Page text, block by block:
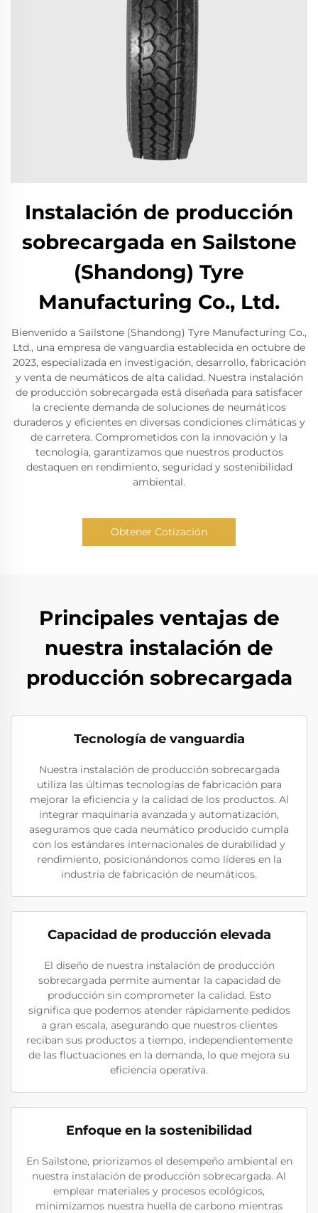
Instalación de producción
sobrecargada en Sailstone
(Shandong) Tyre
Manufacturing Co., Ltd.
Bienvenido a Sailstone (Shandong) Tyre Manufacturing Co.,
Ltd., una empresa de vanguardia establecida en octubre de
2023, especializada en investigación, desarrollo, fabricación
y venta de neumáticos de alta calidad. Nuestra instalación
de producción sobrecargada está diseñada para satisfacer
la creciente demanda de soluciones de neumáticos
duraderos y eficientes en diversas condiciones climáticas y
de carretera. Comprometidos con la innovación y la
tecnología, garantizamos que nuestros productos
destaquen en rendimiento, seguridad y sostenibilidad
ambiental.
Obtener Cotización
Principales ventajas de
nuestra instalación de
producción sobrecargada
Tecnología de vanguardia
Nuestra instalación de producción sobrecargada
utiliza las últimas tecnologías de fabricación para
mejorar la eficiencia y la calidad de los productos. Al
integrar maquinaria avanzada y automatización,
aseguramos que cada neumático producido cumpla
con los estándares internacionales de durabilidad y
rendimiento, posicionándonos como líderes en la
industria de fabricación de neumáticos.
Capacidad de producción elevada
El diseño de nuestra instalación de producción
sobrecargada permite aumentar la capacidad de
producción sin comprometer la calidad. Esto
significa que podemos atender rápidamente pedidos
a gran escala, asegurando que nuestros clientes
reciban sus productos a tiempo, independientemente
de las fluctuaciones en la demanda, lo que mejora su
eficiencia operativa.
Enfoque en la sostenibilidad
En Sailstone, priorizamos el desempeño ambiental en
nuestra instalación de producción sobrecargada. Al
emplear materiales y procesos ecológicos,
minimizamos nuestra huella de carbono mientras